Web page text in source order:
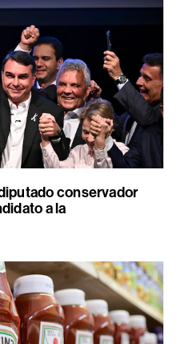
conservador
a la